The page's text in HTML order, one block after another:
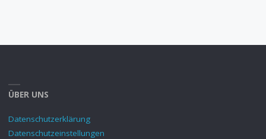
ÜBER UNS
Datenschutzerklärung
Datenschutzeinstellungen